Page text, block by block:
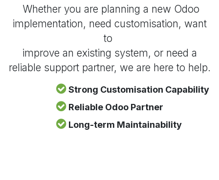
Whether you are planning a new Odoo
implementation, need customisation, want
to
improve an existing system, or need a
reliable support partner, we are here to help.
Strong Customisation Capability
Reliable Odoo Partner
Long-term Maintainability